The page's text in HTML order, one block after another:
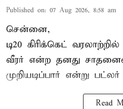
Published on: 07 Aug 2026, 8:58 am
சென்னை,
டி20 கிரிக்கெட்
வீரர் என்ற தனது
முறியடிப்பார் என்று பட்லர்
Read